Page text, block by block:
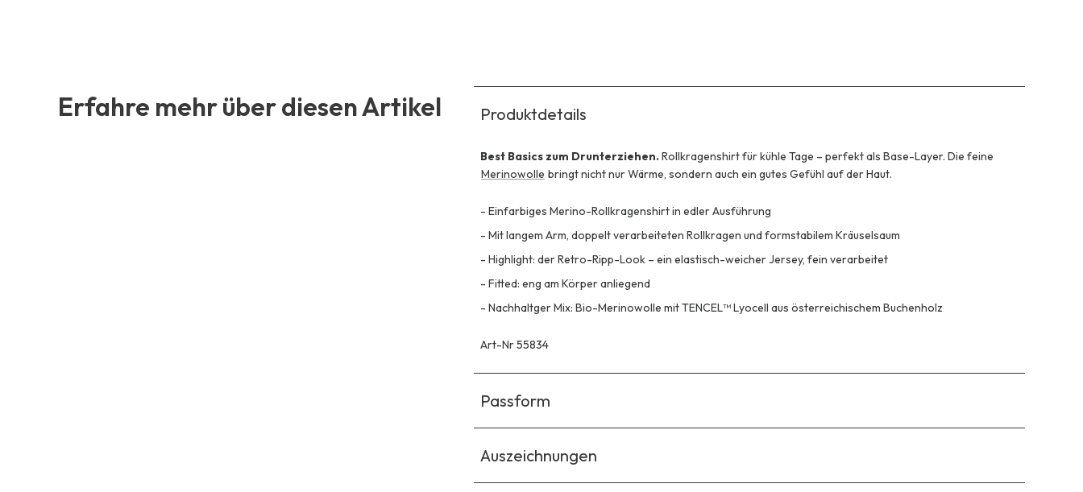
Erfahre mehr über diesen Artikel Produktdetails
Best Basics zum Drunterziehen.Rollkragenshirt für kühle Tage – perfekt als Base-Layer. Die feine
Merinowolle bringt nicht nur Wärme, sondern auch ein gutes Gefühl auf der Haut.
- Einfarbiges Merino-Rollkragenshirt in edler Ausführung
- Mit langem Arm, doppelt verarbeiteten Rollkragen und formstabilem Kräuselsaum
- Highlight: der Retro-Ripp-Look – ein elastisch-weicher Jersey, fein verarbeitet
- Fitted: eng am Körper anliegend
- Nachhaltger Mix: Bio-Merinowolle mit TENCEL™ Lyocell aus österreichischem Buchenholz
Art-Nr 55834
Passform
Auszeichnungen